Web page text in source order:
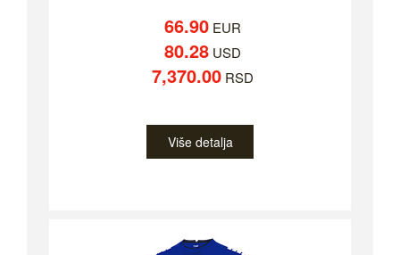
66.90EUR
80.28USD
7,370.00RSD
Više detalja